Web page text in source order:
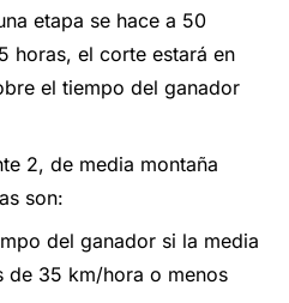
etapa se hace a 50
horas, el corte estará en
el tiempo del ganador
2, de media montaña
son:
del ganador si la media
de 35 km/hora o menos